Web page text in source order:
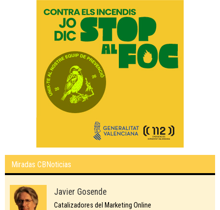
Miradas CBNoticias
Javier Gosende
Catalizadores del Marketing Online